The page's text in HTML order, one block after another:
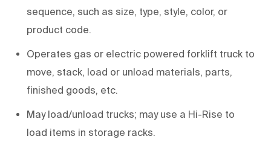
sequence, such as size, type, style, color, or
product code.
Operates gas or electric powered forklift truck to
move, stack, load or unload materials, parts,
finished goods, etc.
May load/unload trucks; may use a Hi-Rise to
load items in storage racks.